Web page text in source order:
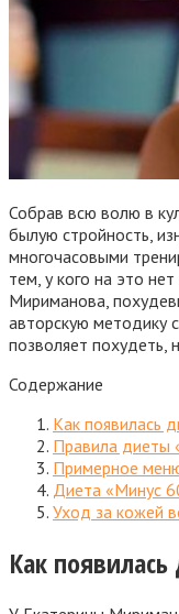
Собрав всю волю в
былую стройность,
многочасовыми
тем, у кого на это
Мириманова,
авторскую методику
позволяет похудеть,
Содержание
Как появилась
Правила диеты
Примерное
Диета «Минус
Уход за кожей
Как